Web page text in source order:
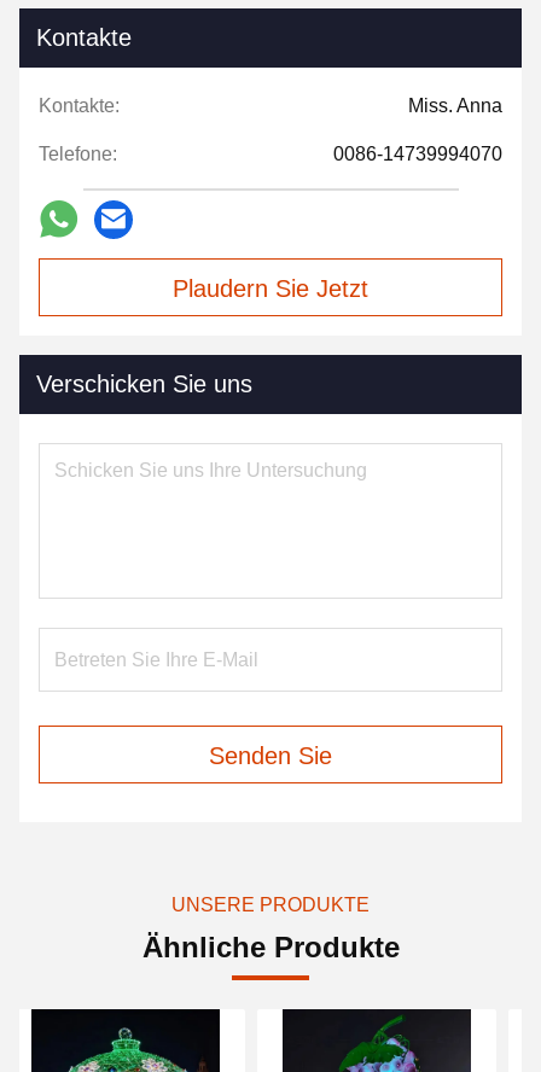
Kontakte
Kontakte: Miss. Anna
Telefone: 0086-14739994070
Plaudern Sie Jetzt
Verschicken Sie uns
Senden Sie
UNSERE PRODUKTE
Ähnliche Produkte